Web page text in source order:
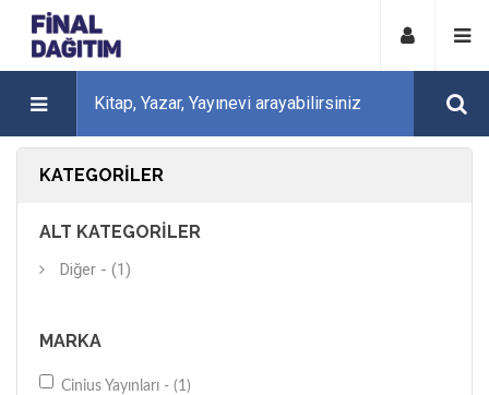
KATEGORILER
ALT KATEGORILER
Diğer - (1)
MARKA
Cinius Yayınları - (1)